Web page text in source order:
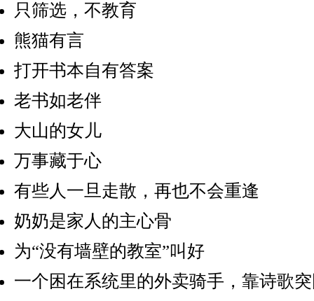
只筛选，不教育
熊猫有言
打开书本自有答案
老书如老伴
大山的女儿
万事藏于心
有些人一旦走散，再也不会重逢
奶奶是家人的主心骨
为“没有墙壁的教室”叫好
一个困在系统里的外卖骑手，靠诗歌